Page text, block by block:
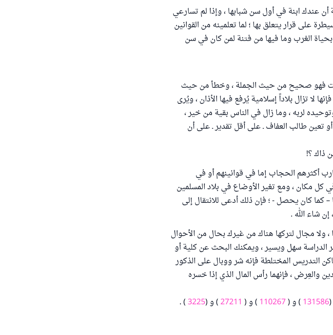
عندك ابنة في أول سن شبابها ، وإذا لم تسارعي
على قرار يتعلق بها ؛ لما تعلمينه من القوانين
بحياة الغرب وما فيها من فتنة لمن كان في سن
فهو صحيح من حيث الجملة ، وخطأ من حيث
لا تزال بلاداً إسلامية يُرفع فيها الأذان ، ويُرى
لربه ، وما زال في الناس بقية من خير ،
تعين طالب العفاف ـ على أقل تقدير ـ على أن
ذاك ؟!
أكثرهم الحجاب إما في قوانينهم أو في
كل مكان ، ومع تغير الأوضاع في بلاد المسلمين
كما كان يحصل - ؛ فإن ذلك أدعى للانتقال إلى
إن شاء الله .
ولا مجال لتركها هناك من غيرك بحال من الأحوال
الدراسة سهل ويسير ، ويمكنك البحث عن كلية أو
التدريس المختلطة فإنه شر ووبال على الذكور
والعِرض ، فإنهما رأس المال الذي إذا خسره
131586 ) و (110267 ) و ( 27211) و (3225
) .